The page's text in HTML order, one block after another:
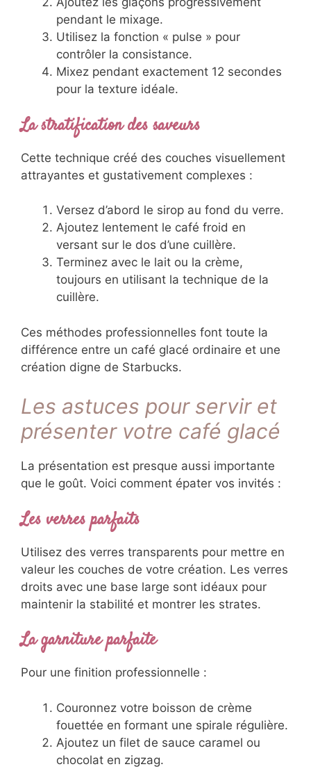
pendant le mixage.
Utilisez la fonction « pulse » pour
contrôler la consistance.
Mixez pendant exactement 12 secondes
pour la texture idéale.
La stratification des saveurs
Cette technique créé des couches visuellement
attrayantes et gustativement complexes :
Versez d’abord le sirop au fond du verre.
Ajoutez lentement le café froid en
versant sur le dos d’une cuillère.
Terminez avec le lait ou la crème,
toujours en utilisant la technique de la
cuillère.
Ces méthodes professionnelles font toute la
différence entre un café glacé ordinaire et une
création digne de Starbucks.
Les astuces pour servir et
présenter votre café glacé
La présentation est presque aussi importante
que le goût. Voici comment épater vos invités :
Les verres parfaits
Utilisez des verres transparents pour mettre en
valeur les couches de votre création. Les verres
droits avec une base large sont idéaux pour
maintenir la stabilité et montrer les strates.
La garniture parfaite
Pour une finition professionnelle :
Couronnez votre boisson de crème
fouettée en formant une spirale régulière.
Ajoutez un filet de sauce caramel ou
chocolat en zigzag.